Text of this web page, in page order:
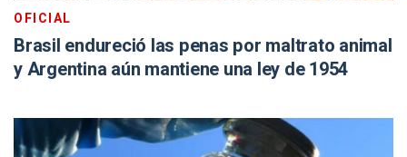
OFICIAL
Brasil endureció las penas por maltrato animal
y Argentina aún mantiene una ley de 1954